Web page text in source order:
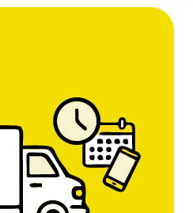
soucier des détails logistiques
du matériel ?
solaire repose sur sa capacité
modernes sont conçus
ans, mais cette longévité est
de la pose. Une main d’œuvre